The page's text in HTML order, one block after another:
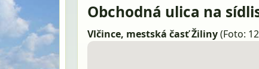
Obchodná ulica na
Vlčince, mestská časť Žiliny(Foto: